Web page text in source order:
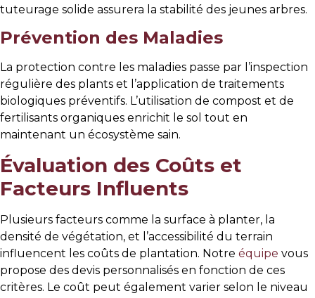
tuteurage solide assurera la stabilité des jeunes arbres.
Prévention des Maladies
La protection contre les maladies passe par l’inspection
régulière des plants et l’application de traitements
biologiques préventifs. L’utilisation de compost et de
fertilisants organiques enrichit le sol tout en
maintenant un écosystème sain.
Évaluation des Coûts et
Facteurs Influents
Plusieurs facteurs comme la surface à planter, la
densité de végétation, et l’accessibilité du terrain
influencent les coûts de plantation. Notre équipe vous
propose des devis personnalisés en fonction de ces
critères. Le coût peut également varier selon le niveau